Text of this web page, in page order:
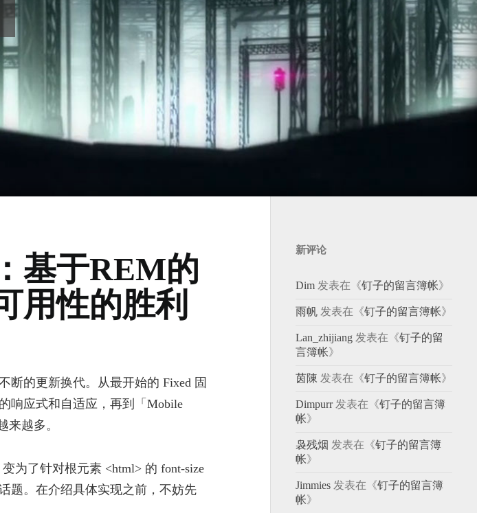
基于REM的
性的胜利
断的更新换代。从最开始的 Fixed 固
响应式和自适应，再到「Mobile
来越多。
为了针对根元素 <html> 的 font-size
题。在介绍具体实现之前，不妨先
新评论
Dim 发表在《钉子的留言簿帐》
雨帆 发表在《钉子的留言簿帐》
Lan_zhijiang 发表在《钉子的留
言簿帐》
茵陳 发表在《钉子的留言簿帐》
Dimpurr发表在《钉子的留言簿
帐》
袅残烟 发表在《钉子的留言簿
帐》
Jimmies 发表在《钉子的留言簿
帐》